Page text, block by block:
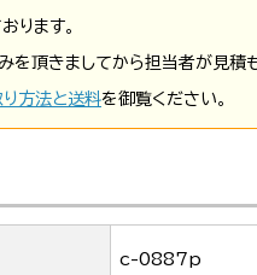
ります。
頂きましてから担当者が見積
方法と送料を御覧ください。
c-0887p